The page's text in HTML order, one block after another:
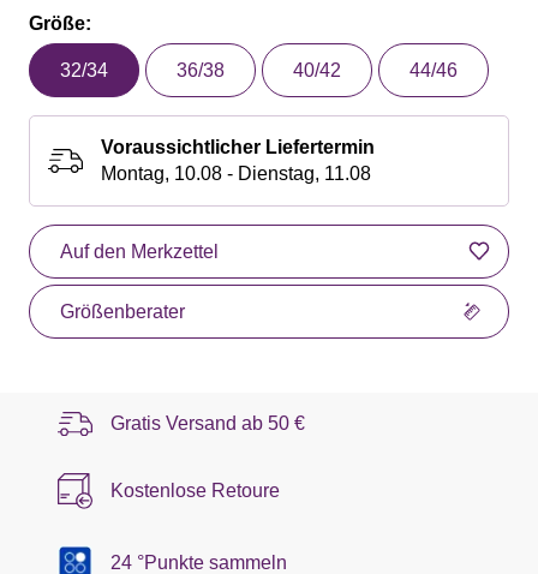
Größe:
32/34 36/38 40/42 44/46
Voraussichtlicher Liefertermin
Montag, 10.08 - Dienstag, 11.08
Auf den Merkzettel
Größenberater
Gratis Versand ab 50 €
Kostenlose Retoure
24 °Punkte sammeln